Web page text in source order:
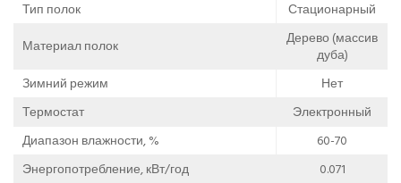
Тип полок
Стационарный
Материал полок
Дерево (массив
дуба)
Зимний режим
Нет
Термостат
Электронный
Диапазон влажности, %
60-70
Энергопотребление, кВт/год
0.071